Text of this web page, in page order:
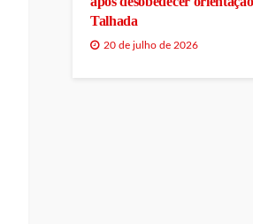
Talhada
20 de julho de 2026